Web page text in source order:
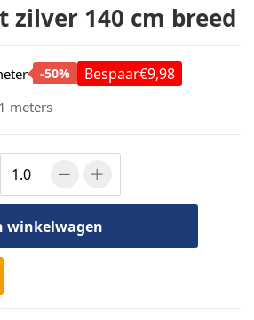
zilver 140 cm breed
-50% Bespaar€9,98
meters
winkelwagen